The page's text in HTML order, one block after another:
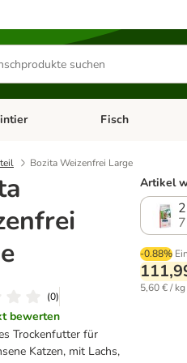
Menü öffnen: Hundefutter &
Kategorie-Menü
Fisch
Bozita Weizenfrei Large
(0)
bewerten
Trockenfutter für
Katzen, mit Lachs,
Artikel
-0.88%
5,60 € / kg